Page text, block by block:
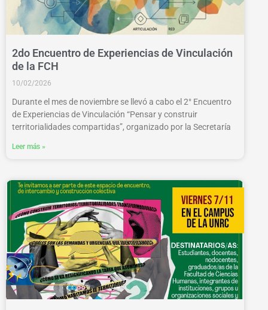
2do Encuentro de Experiencias de Vinculación
de la FCH
10/02/2026
Durante el mes de noviembre se llevó a cabo el 2° Encuentro
de Experiencias de Vinculación “Pensar y construir
territorialidades compartidas”, organizado por la Secretaría
Leer más »